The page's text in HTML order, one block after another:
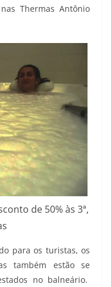
Thermas Antônio
de 50% às 3ª,
para os turistas, os
também estão se
no balneário.